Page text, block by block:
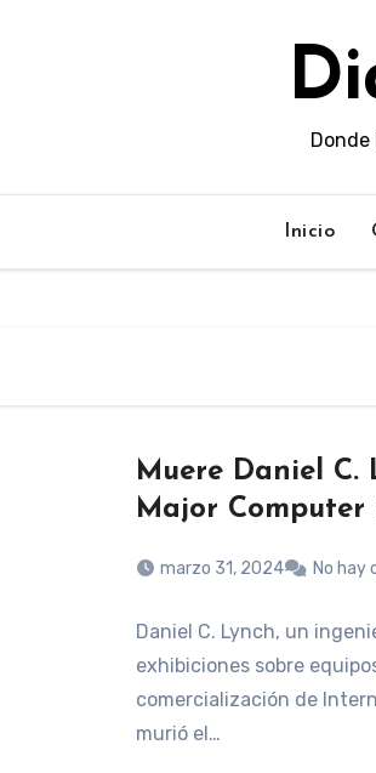
Donde
Inicio
Muere Daniel
Major
marzo 31, 2024 No hay
Daniel C. Lynch, un
exhibiciones sobre
comercialización de
murió el…